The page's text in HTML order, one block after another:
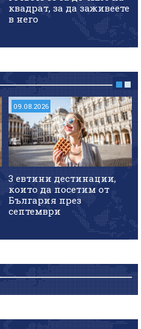
квадрат, за да заживеете
в него
09.08.2026
3 евтини дестинации,
които да посетим от
България през
септември